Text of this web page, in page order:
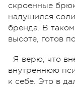
скроенные
надушился
бренда. В
высоте, готов
Я верю, что
внутреннюю
к себе. Это в